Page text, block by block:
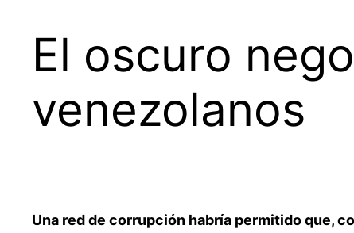
El oscuro
venezolanos
Una red de corrupción habría permitido que,